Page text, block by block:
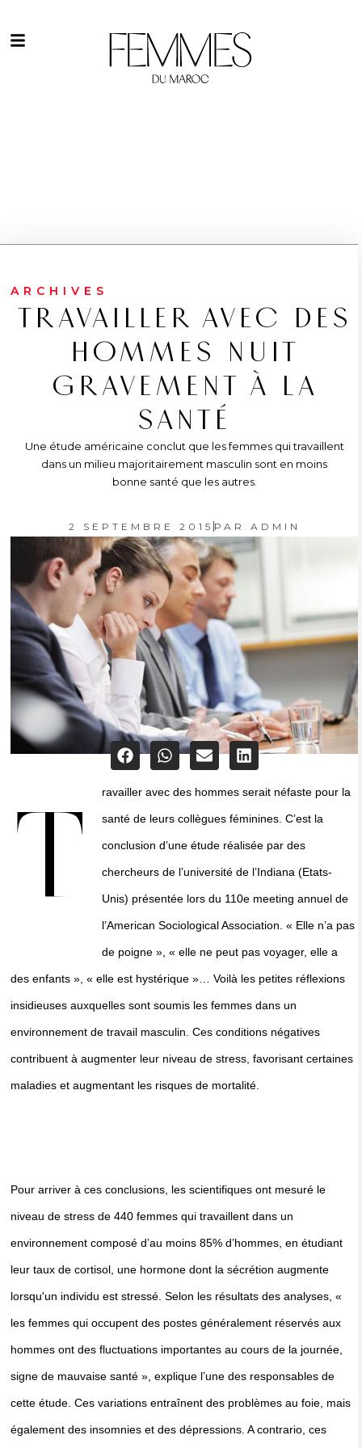
ARCHIVES
TRAVAILLER AVEC DES
HOMMES NUIT
GRAVEMENT À LA
SANTÉ
Une étude américaine conclut que les femmes qui travaillent
dans un milieu majoritairement masculin sont en moins
bonne santé que les autres.
2 SEPTEMBRE 2015 PAR ADMIN
T ravailler avec des hommes serait néfaste pour la
santé de leurs collègues féminines. C’est la
conclusion d’une étude réalisée par des
chercheurs de l’université de l’Indiana (Etats-
Unis) présentée lors du 110e meeting annuel de
l’American Sociological Association. « Elle n’a pas
de poigne », « elle ne peut pas voyager, elle a
des enfants », « elle est hystérique »… Voilà les petites réflexions
insidieuses auxquelles sont soumis les femmes dans un
environnement de travail masculin. Ces conditions négatives
contribuent à augmenter leur niveau de stress, favorisant certaines
maladies et augmentant les risques de mortalité.
Pour arriver à ces conclusions, les scientifiques ont mesuré le
niveau de stress de 440 femmes qui travaillent dans un
environnement composé d’au moins 85% d’hommes, en étudiant
leur taux de cortisol, une hormone dont la sécrétion augmente
lorsqu'un individu est stressé. Selon les résultats des analyses, «
les femmes qui occupent des postes généralement réservés aux
hommes ont des fluctuations importantes au cours de la journée,
signe de mauvaise santé », explique l’une des responsables de
cette étude. Ces variations entraînent des problèmes au foie, mais
également des insomnies et des dépressions. A contrario, ces